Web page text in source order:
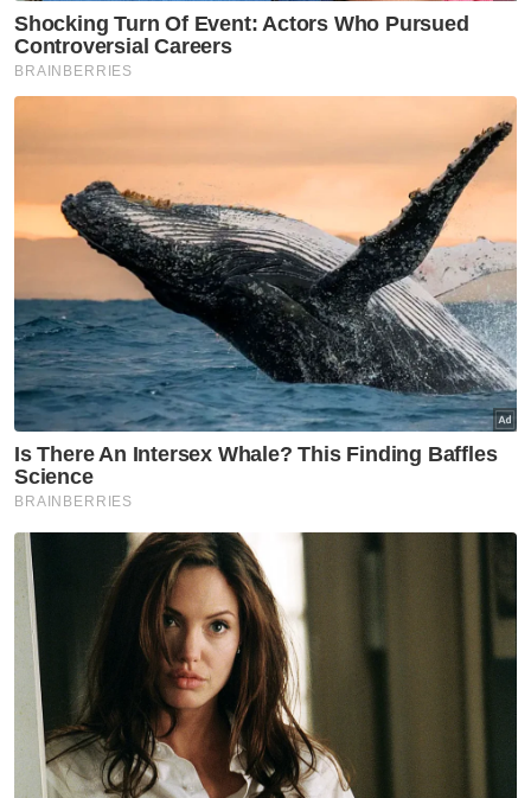
kesahihannya.
Bagi lagi seorang penduduk, Ahmad Mahidin
Hamid 48, pula berkata, kemalangan sering
yang lurus, gelap dan tiada penghadang.
Ahmad Mahidin menunjukkan Sungai Korok yang menjadi lokasi
tragis enam sekeluarga maut pada Isnin.